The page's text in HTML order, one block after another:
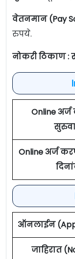
वेतनमान (Pay
रुपये.
नोकरी ठिकाण :
Online
Online अर्ज
ऑनलाईन
जाहिरात